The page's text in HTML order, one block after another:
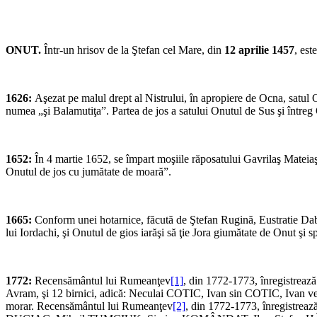
ONUT. Într-un hrisov de la Ştefan cel Mare, din 12 aprilie 1457,
1626: Aşezat pe malul drept al Nistrului, în apropiere de Ocna, satul
numea „şi Balamutiţa”. Partea de jos a satului Onutul de Sus şi
1652: În 4 martie 1652, se împart moşiile răposatului Gavrilaş
Onutul de jos cu jumătate de moară”.
1665: Conform unei hotarnice, făcută de Ştefan Rugină, Eustratie
lui Iordachi, şi Onutul de gios iarăşi să ţie Jora giumătate de Onut şi
1772: Recensământul lui Rumeanţev[1], din 1772-1773,
Avram, şi 12 birnici, adică: Neculai COTIC, Ivan sin COTIC, Ivan
morar. Recensământul lui Rumeanţev[2], din 1772-1773,